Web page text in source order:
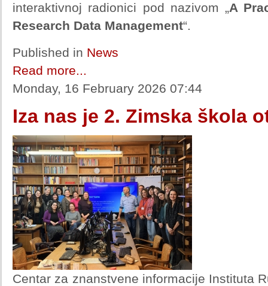
interaktivnoj radionici pod nazivom „A
Research Data Management“.
Published in News
Read more...
Monday, 16 February 2026 07:44
Iza nas je 2. Zimska škola
Centar za znanstvene informacije Instituta